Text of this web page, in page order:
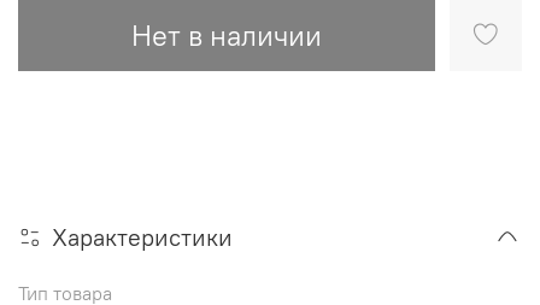
Нет в наличии
Характеристики
Тип товара